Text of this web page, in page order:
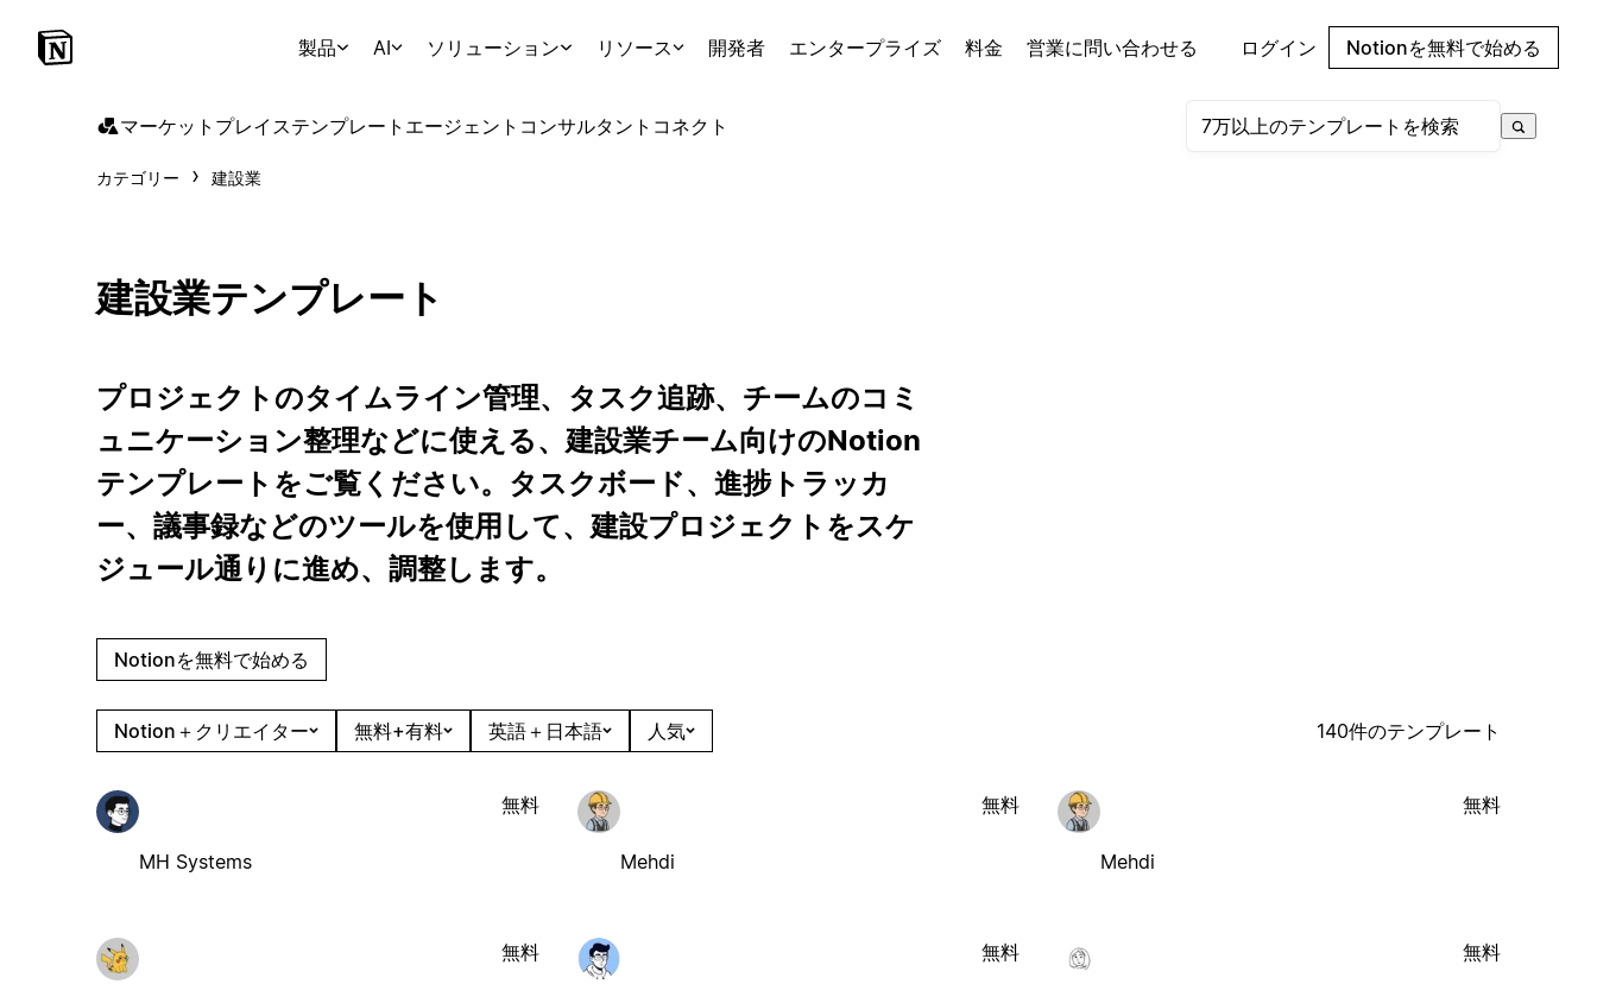
製品 AI ソリューション リソース 開発者 エンタープライズ 料金 営業に問い合わせる ログイン Notionを無料で始める
マーケットプレイステンプレート エージェント コンサルタント コネクト
カテゴリー 建設業
建設業テンプレート
プロジェクトのタイムライン管理、タスク追跡、チームのコミ
ュニケーション整理などに使える、建設業チーム向けのNotion
テンプレートをご覧ください。タスクボード、進捗トラッカ
ー、議事録などのツールを使用して、建設プロジェクトをスケ
ジュール通りに進め、調整します。
Notionを無料で始める
Notion＋クリエイター 無料+有料 英語＋日本語 人気 140件のテンプレート
MH Systems
無料
Mehdi
無料
Mehdi
無料
無料 無料 無料